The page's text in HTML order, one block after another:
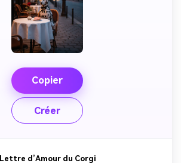
Copier
Créer
Lettre d’Amour du Corgi